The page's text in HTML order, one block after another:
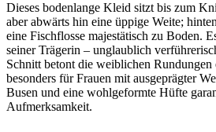
Dieses bodenlange Kleid sitzt bis zum
aber abwärts hin eine üppige Weite;
eine Fischflosse majestätisch zu Boden.
seiner Trägerin – unglaublich
Schnitt betont die weiblichen
besonders für Frauen mit ausgeprägter
Busen und eine wohlgeformte Hüfte
Aufmerksamkeit.